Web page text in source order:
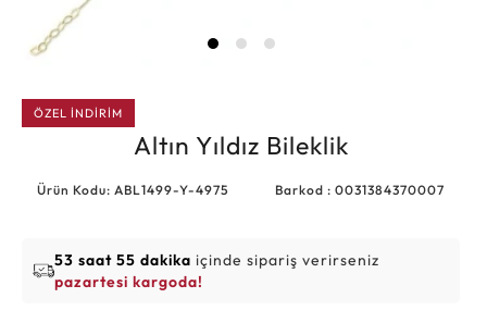
ÖZEL İNDİRİM
Altın Yıldız Bileklik
Ürün Kodu: ABL1499-Y-4975 Barkod : 0031384370007
53 saat 55 dakika içinde sipariş verirseniz
pazartesi kargoda!